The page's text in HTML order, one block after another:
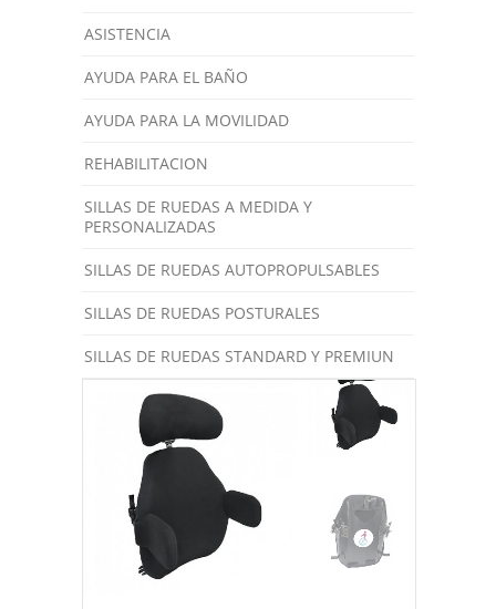
ASISTENCIA
AYUDA PARA EL BAÑO
AYUDA PARA LA MOVILIDAD
REHABILITACION
SILLAS DE RUEDAS A MEDIDA Y
PERSONALIZADAS
SILLAS DE RUEDAS AUTOPROPULSABLES
SILLAS DE RUEDAS POSTURALES
SILLAS DE RUEDAS STANDARD Y PREMIUN